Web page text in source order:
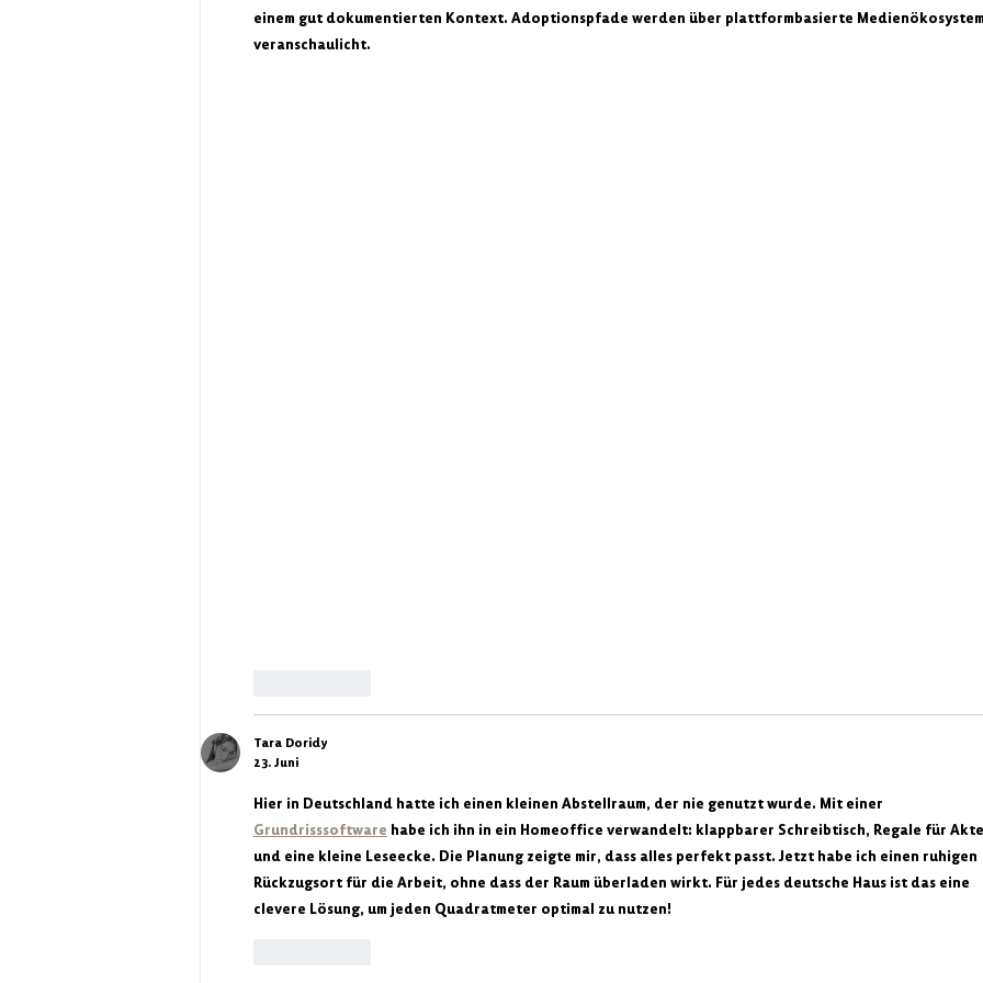
einem gut dokumentierten Kontext. Adoptionspfade werden über plattformbasierte
veranschaulicht.
Tara Doridy
23. Juni
Hier in Deutschland hatte ich einen kleinen Abstellraum, der nie genutzt wurde. Mit einer
Grundrisssoftware habe ich ihn in ein Homeoffice verwandelt: klappbarer Schreibtisch, Regale für
und eine kleine Leseecke. Die Planung zeigte mir, dass alles perfekt passt. Jetzt habe ich einen ruhigen
Rückzugsort für die Arbeit, ohne dass der Raum überladen wirkt. Für jedes deutsche Haus ist das eine
clevere Lösung, um jeden Quadratmeter optimal zu nutzen!